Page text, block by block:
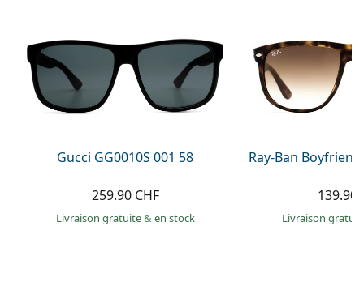
Prada
Toutes les marques
Gucci GG0010S 001 58
259.90 CHF
Livraison gratuite& en stock
Ray-Ban
139.90
Livraison